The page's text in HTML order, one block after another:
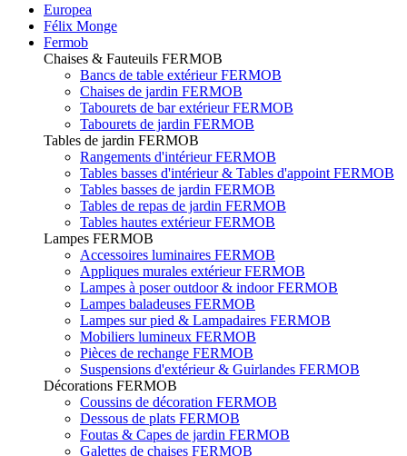
Europea
Félix Monge
Fermob
Chaises & Fauteuils FERMOB
Bancs de table extérieur FERMOB
Chaises de jardin FERMOB
Tabourets de bar extérieur FERMOB
Tabourets de jardin FERMOB
Tables de jardin FERMOB
Rangements d'intérieur FERMOB
Tables basses d'intérieur & Tables d'appoint FERMOB
Tables basses de jardin FERMOB
Tables de repas de jardin FERMOB
Tables hautes extérieur FERMOB
Lampes FERMOB
Accessoires luminaires FERMOB
Appliques murales extérieur FERMOB
Lampes à poser outdoor & indoor FERMOB
Lampes baladeuses FERMOB
Lampes sur pied & Lampadaires FERMOB
Mobiliers lumineux FERMOB
Pièces de rechange FERMOB
Suspensions d'extérieur & Guirlandes FERMOB
Décorations FERMOB
Coussins de décoration FERMOB
Dessous de plats FERMOB
Foutas & Capes de jardin FERMOB
Galettes de chaises FERMOB